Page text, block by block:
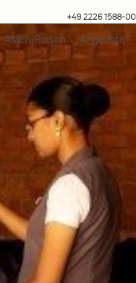
+49 2226 1588-00
Asien-Reisen Angebote